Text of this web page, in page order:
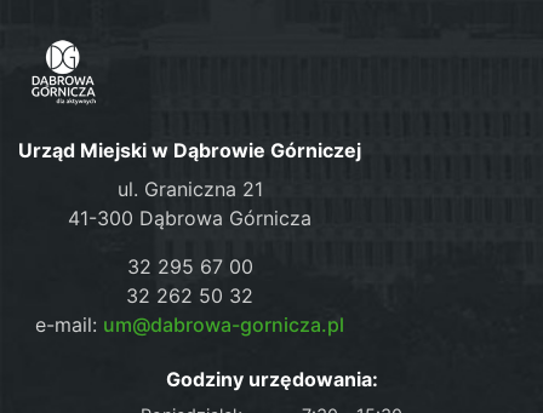
Urząd Miejski w Dąbrowie Górniczej
ul. Graniczna 21
41-300 Dąbrowa Górnicza
32 295 67 00
32 262 50 32
e-mail: um@dabrowa-gornicza.pl
Godziny urzędowania: